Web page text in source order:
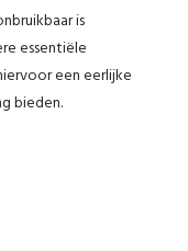
is
essentiële
een eerlijke
bieden.